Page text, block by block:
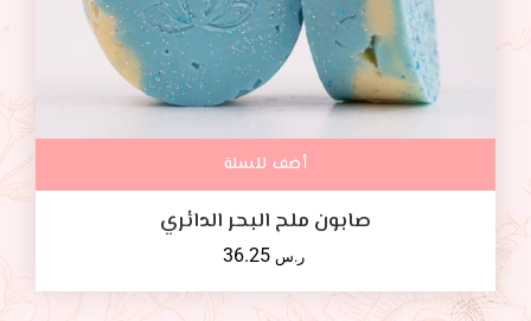
أضف للسلة
صابون ملح البحر الدائري
ر.س